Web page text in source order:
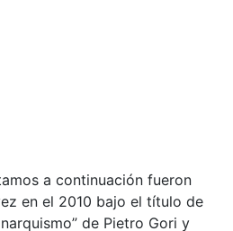
a continuación fueron
en el 2010 bajo el título de
de Pietro Gori y